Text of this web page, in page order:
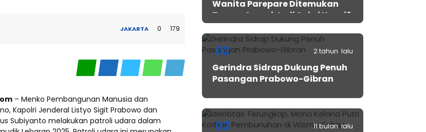
JAKARTA 0 179
– Menko Pembangunan Manusia dan
Kapolri Jenderal Listyo Sigit Prabowo dan
Subiyanto melakukan patroli udara dalam
Wanita Parepare Ditemukan
Tewas, Suami Jadi Saksi Kunci?
02 2 tahun lalu
Gerindra Sidrap Dukung Penuh
Pasangan Prabowo-Gibran
03 11 bulan lalu